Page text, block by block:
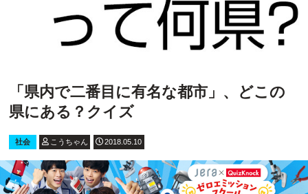
「県内で二番目に有名な都市」、どこの
県にある？クイズ
社会 こうちゃん 2018.05.10